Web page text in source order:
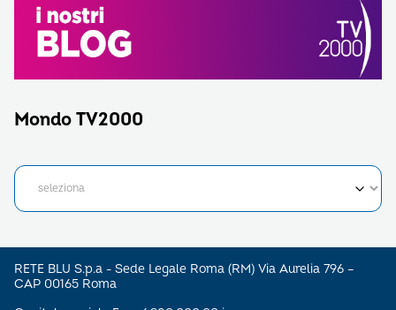
Mondo TV2000
RETE BLU S.p.a - Sede Legale Roma (RM) Via Aurelia 796 –
CAP 00165 Roma